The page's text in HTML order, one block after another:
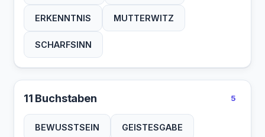
ERKENNTNIS MUTTERWITZ
SCHARFSINN
11 Buchstaben 5
BEWUSSTSEIN GEISTESGABE